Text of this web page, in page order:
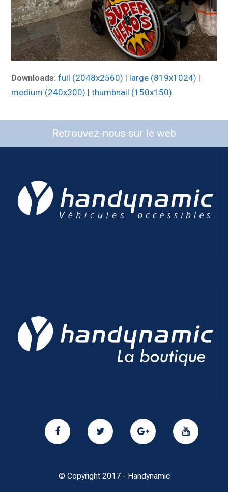
Downloads:full (2048x2560) | large (819x1024) |
medium (240x300) |thumbnail (150x150)
Retrouvez-nous sur le web
© Copyright 2017 - Handynamic